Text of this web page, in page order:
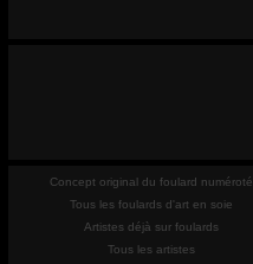
Concept original du foulard numéroté
Tous les foulards d'art en soie
Artistes déjà sur foulards
Tous les artistes